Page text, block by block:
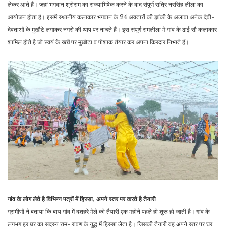
लेकर आते हैं। जहां भगवान श्रीराम का राज्याभिषेक करने के बाद संपूर्ण रात्रि नरसिंह लीला का
आयोजन होता है। इसमें स्थानीय कलाकार भगवान के 24 अवतारों की झांकी के अलावा अनेक देवी-
देवताओं के मुखौटे लगाकर नगरों की थाप पर नाचते हैं। इस संपूर्ण रामलीला में गांव के ढाई सौ कलाकार
शामिल होते है जो स्वयं के खर्चे पर मुखौटा व पोशाक तैयार कर अपना किरदार निभाते हैं।
गांव के लोग लेते है विभिन्न पत्रों में हिस्सा, अपने स्तर पर करते है तैयारी
ग्रामीणों ने बताया कि बाय गांव में दशहरे मेले की तैयारी एक महीने पहले ही शुरू हो जाती है। गांव के
लगभग हर घर का सदस्य राम- रावण के युद्ध में हिस्सा लेता है। जिसकी तैयारी वह अपने स्तर पर घर